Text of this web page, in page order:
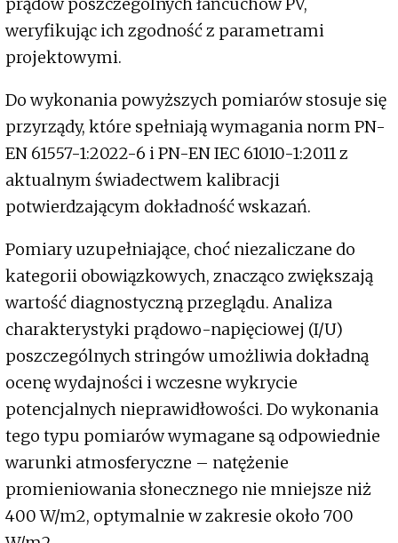
weryfikując ich zgodność z parametrami
projektowymi.
Do wykonania powyższych pomiarów stosuje się
przyrządy, które spełniają wymagania norm PN-
EN 61557-1:2022-6 i PN-EN IEC 61010-1:2011 z
aktualnym świadectwem kalibracji
potwierdzającym dokładność wskazań.
Pomiary uzupełniające, choć niezaliczane do
kategorii obowiązkowych, znacząco zwiększają
wartość diagnostyczną przeglądu. Analiza
charakterystyki prądowo-napięciowej (I/U)
poszczególnych stringów umożliwia dokładną
ocenę wydajności i wczesne wykrycie
potencjalnych nieprawidłowości. Do wykonania
tego typu pomiarów wymagane są odpowiednie
warunki atmosferyczne – natężenie
promieniowania słonecznego nie mniejsze niż
400 W/m2, optymalnie w zakresie około 700